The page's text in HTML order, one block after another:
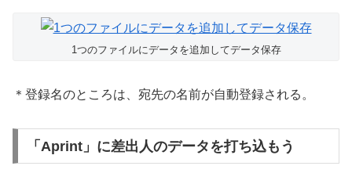
1つのファイルにデータを追加してデータ保存
＊登録名のところは、宛先の名前が自動登録される。
「Aprint」に差出人のデータを打ち込もう